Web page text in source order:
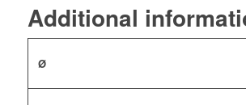
Additional
Ø